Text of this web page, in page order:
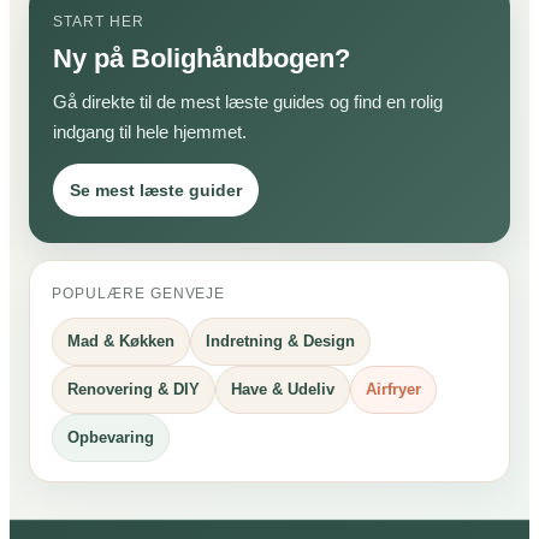
START HER
Ny på Bolighåndbogen?
Gå direkte til de mest læste guides og find en rolig
indgang til hele hjemmet.
Se mest læste guider
POPULÆRE GENVEJE
Mad & Køkken Indretning & Design
Renovering & DIY Have & Udeliv Airfryer
Opbevaring